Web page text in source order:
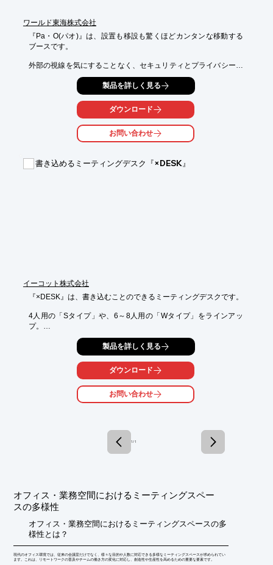
ワールド東海株式会社
『Pa・O(パオ)』は、設置も移設も驚くほどカンタンな移動する
ブースです。
外部の視線を気にすることなく、セキュリティとプライバシーを
会話の声が外に漏れない防音仕様を施しております。
また、キャスターによりレイアウト変更も短時間で、分解・再組
を確保
製品を詳しく見る
ダウンロード
お問い合わせ
書き込めるミーティングデスク『×DESK』
イーコット株式会社
『×DESK』は、書き込むことのできるミーティングデスクです。
4人用の「Sタイプ」や、6～8人用の「Wタイプ」をラインアッ
プ。
ジョイント部は2カラーからお選びいただけます。
また、別注カラー・サイズでの製作も対応可能です。
当社までお問い合わせください。
【Sタイプ仕様(抜粋)】
■寸法：W900×D900×H724
■天板(内部)：ハニカムボード 25mm
※詳しくはPDF資料をご覧いただくか、お気軽にお問い合わせ下
製品を詳しく見る
ダウンロード
お問い合わせ
1 / 1
オフィス・業務空間におけるミーティングスペー
スの多様性
オフィス・業務空間におけるミーティングスペースの多
様性とは？
現代のオフィス環境では、従来の会議室だけでなく、様々な目的や人数に対応できる多様なミーティングスペースが求められてい
ます。これは、リモートワークの普及やチームの働き方の変化に対応し、創造性や生産性を高めるための重要な要素です。